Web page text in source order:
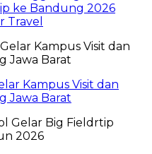
ke Bandung 2026
Travel
Kampus Visit dan
Jawa Barat